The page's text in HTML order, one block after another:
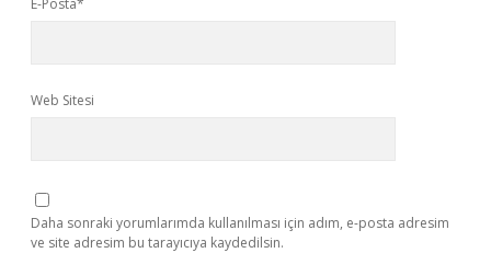
E-Posta*
Web Sitesi
Daha sonraki yorumlarımda kullanılması için adım, e-posta adresim
ve site adresim bu tarayıcıya kaydedilsin.